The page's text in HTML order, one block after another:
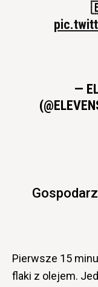
—
Pierwsze 15
flaki z olejem.